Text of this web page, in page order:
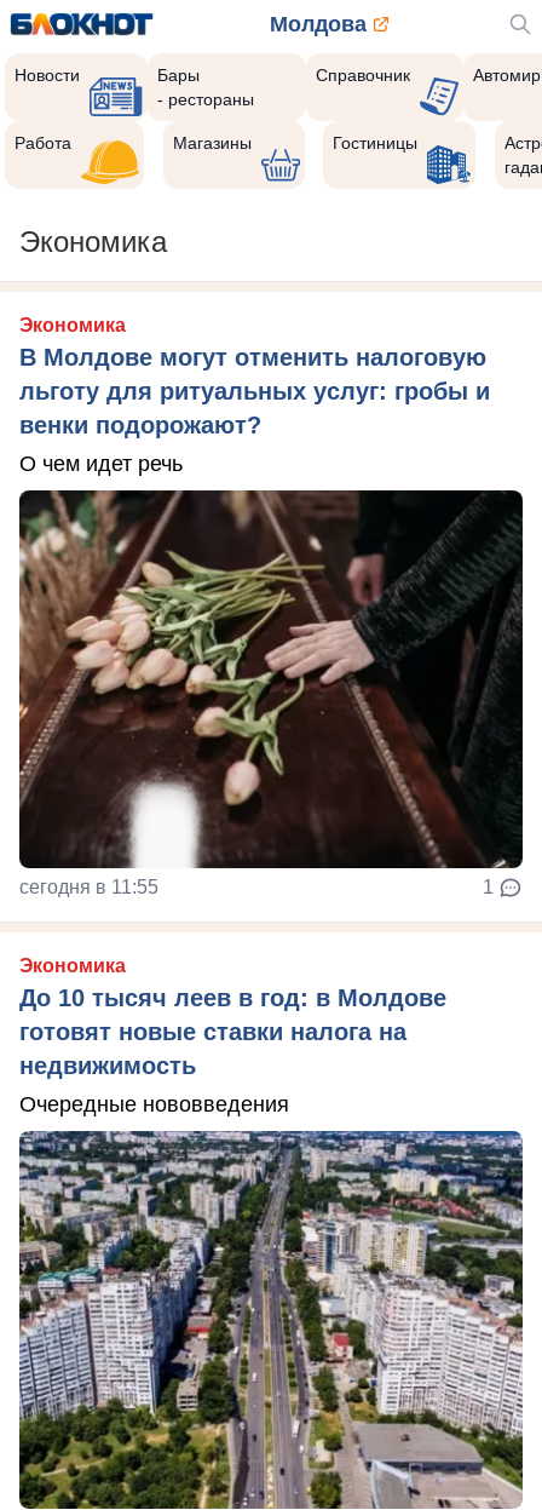
Молдова
Новости
Бары
- рестораны
Справочник Автомир
Работа Магазины Гостиницы
Экономика
Экономика
В Молдове могут отменить налоговую
льготу для ритуальных услуг: гробы и
венки подорожают?
О чем идет речь
сегодня в 11:55 1
Экономика
До 10 тысяч леев в год: в Молдове
готовят новые ставки налога на
недвижимость
Очередные нововведения